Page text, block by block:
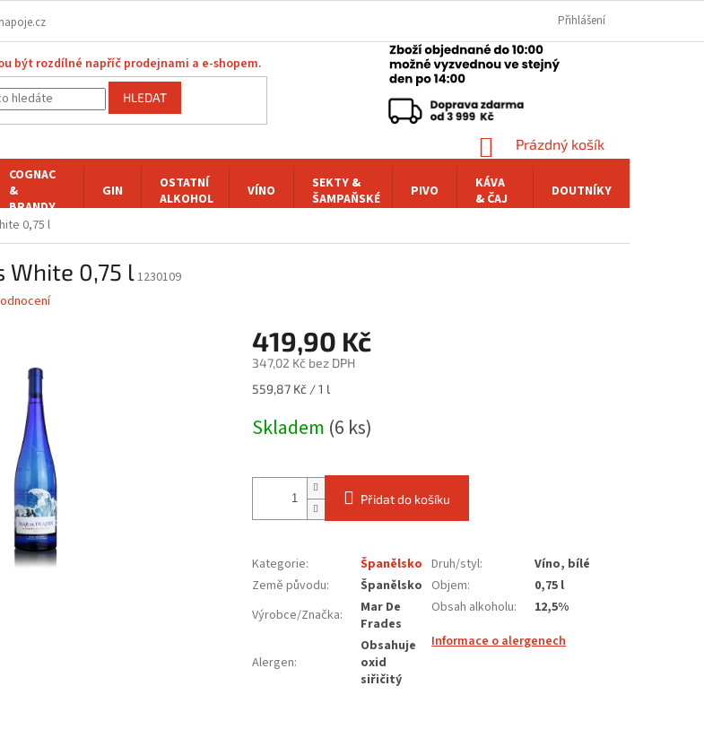
Přihlášení
být rozdílné napříč prodejnami a e-shopem.
HLEDAT
NÁKUPNÍ
KOŠÍK
Prázdný košík
COGNAC
&
BRANDY
GIN
OSTATNÍ
ALKOHOL
VÍNO
SEKTY &
ŠAMPAŇSKÉ
PIVO
KÁVA
& ČAJ
DOUTNÍKY
0,75 l
White 0,75 l1230109
419,90 Kč
347,02 Kč bez DPH
Měrná
559,87 Kč / 1 l
Skladem (6 ks)
Přidat do košíku
Kategorie:
Španělsko
Země původu:
Španělsko
Výrobce/Značka:
Mar De
Frades
Alergen:
Obsahuje
oxid
siřičitý
Druh/styl:
Víno, bílé
Objem:
0,75 l
Obsah alkoholu:
12,5%
Informace o alergenech